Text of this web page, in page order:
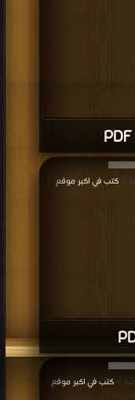
كتب في اكبر موقع
كتب في اكبر موقع